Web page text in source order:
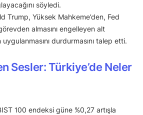
söyledi.
Trump, Yüksek Mahkeme’den, Fed
almasını engelleyen alt
uygulanmasını durdurmasını talep etti.
Sesler: Türkiye’de Neler
100 endeksi güne %0,27 artışla